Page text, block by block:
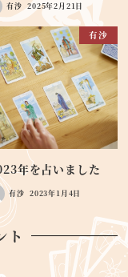
有沙 2025年2月21日
有沙
年を占いました
有沙 2023年1月4日
ト